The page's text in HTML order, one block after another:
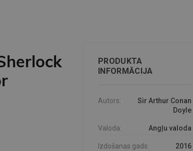
PRODUKTA
INFORMĀCIJA
Autors:
Sir Arthur Conan
Doyle
Valoda: Angļu valoda
Izdošanas gads: 2016